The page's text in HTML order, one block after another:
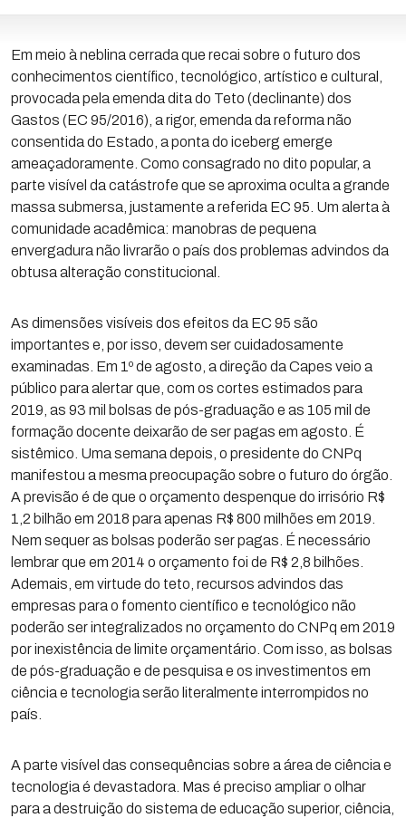
Em meio à neblina cerrada que recai sobre o futuro dos
conhecimentos científico, tecnológico, artístico e cultural,
provocada pela emenda dita do Teto (declinante) dos
Gastos (EC 95/2016), a rigor, emenda da reforma não
consentida do Estado, a ponta do iceberg emerge
ameaçadoramente. Como consagrado no dito popular, a
parte visível da catástrofe que se aproxima oculta a grande
massa submersa , justamente a referida EC 95. Um alerta à
comunidade acadêmica: manobras de pequena
envergadura não livrarão o país dos problemas advindos da
obtusa alteração constitucional.
As dimensões visíveis dos efeitos da EC 95 são
importantes e, por isso, devem ser cuidadosamente
examinadas. Em 1º de agosto, a direção da Capes veio a
público para alertar que, com os cortes estimados para
2019, as 93 mil bolsas de pós-graduação e as 105 mil de
formação docente deixarão de ser pagas em agosto. É
sistêmico. Uma semana depois, o presidente do CNPq
manifestou a mesma preocupação sobre o futuro do órgão.
A previsão é de que o orçamento despenque do irrisório R$
1,2 bilhão em 2018 para apenas R$ 800 milhões em 2019.
Nem sequer as bolsas poderão ser pagas. É necessário
lembrar que em 2014 o orçamento foi de R$ 2,8 bilhões.
Ademais, em virtude do teto, recursos advindos das
empresas para o fomento científico e tecnológico não
poderão ser integralizados no orçamento do CNPq em 2019
por inexistência de limite orçamentário. Com isso, as bolsas
de pós-graduação e de pesquisa e os investimentos em
ciência e tecnologia serão literalmente interrompidos no
país.
A parte visível das consequências sobre a área de ciência e
tecnologia é devastadora. Mas é preciso ampliar o olhar
para a destruição do sistema de educação superior, ciência,